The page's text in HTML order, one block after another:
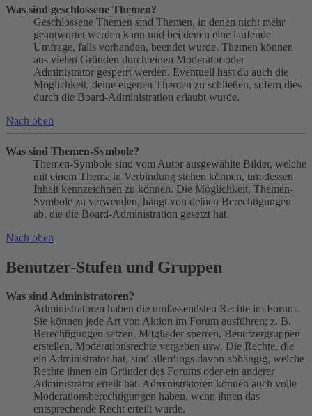
Was sind geschlossene Themen?
Geschlossene Themen sind Themen, in denen nicht mehr
geantwortet werden kann und bei denen eine laufende
Umfrage, falls vorhanden, beendet wurde. Themen können
aus vielen Gründen durch einen Moderator oder
Administrator gesperrt werden. Eventuell hast du auch die
Möglichkeit, deine eigenen Themen zu schließen, sofern dies
durch die Board-Administration erlaubt wurde.
Nach oben
Was sind Themen-Symbole?
Themen-Symbole sind vom Autor ausgewählte Bilder, welche
mit einem Thema in Verbindung stehen können, um dessen
Inhalt kennzeichnen zu können. Die Möglichkeit, Themen-
Symbole zu verwenden, hängt von deinen Berechtigungen
ab, die die Board-Administration gesetzt hat.
Nach oben
Benutzer-Stufen und Gruppen
Was sind Administratoren?
Administratoren haben die umfassendsten Rechte im Forum.
Sie können jede Art von Aktion im Forum ausführen; z. B.
Berechtigungen setzen, Mitglieder sperren, Benutzergruppen
erstellen, Moderationsrechte vergeben usw. Die Rechte, die
ein Administrator hat, sind allerdings davon abhängig, welche
Rechte ihnen ein Gründer des Forums oder ein anderer
Administrator erteilt hat. Administratoren können auch volle
Moderationsberechtigungen haben, wenn ihnen das
entsprechende Recht erteilt wurde.